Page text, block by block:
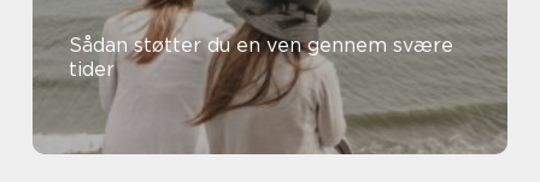
Sådan støtter du en ven gennem svære
tider